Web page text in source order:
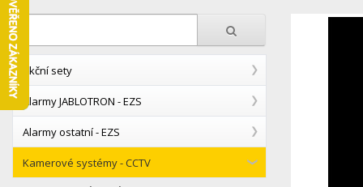
Akční sety
Alarmy JABLOTRON - EZS
Alarmy ostatní - EZS
Kamerové systémy - CCTV